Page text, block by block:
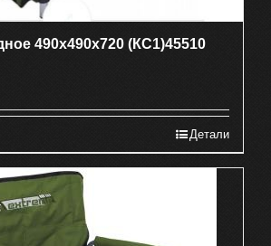
490х490х720 (КС1)45510
Детали